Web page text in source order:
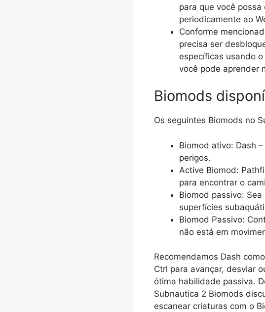
para que você
periodicamente ao
Conforme
precisa ser
específicas usando
você pode aprender
Biomods
Os seguintes Biomods no
Biomod ativo: Dash
perigos.
Active Biomod:
para encontrar o
Biomod passivo:
superfícies
Biomod Passivo:
não está em
Recomendamos Dash
Ctrl para avançar, desviar
ótima habilidade passiva.
Subnautica 2 Biomods
escanear criaturas com o